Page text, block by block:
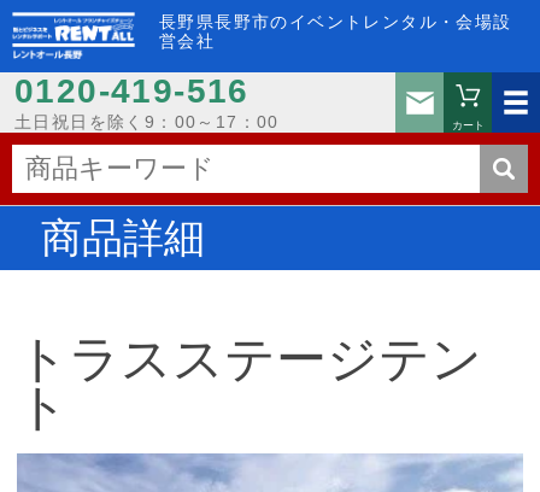
長野県長野市のイベントレンタル・会場設
営会社
0120-419-516
土日祝日を除く9：00～17：00
お問い
カート
商品詳細
トラスステージテン
ト